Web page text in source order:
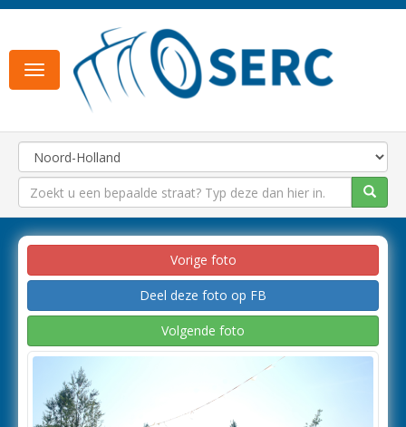
Toggle
navigation
Vorige foto
Deel deze foto op FB
Volgende foto